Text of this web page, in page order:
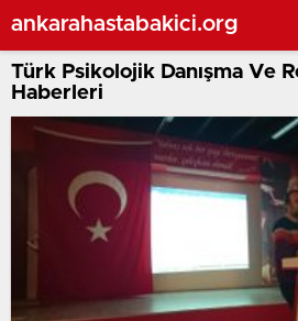
ankarahastabakici.org
Türk Psikolojik Danışma Ve
Haberleri